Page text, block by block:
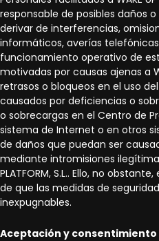
responsable de posibles daños
derivar de interferencias,
informáticos, averías
funcionamiento operativo de
motivadas por causas ajenas a
retrasos o bloqueos en el uso
causados por deficiencias o
o sobrecargas en el Centro de
sistema de Internet o en otros
de daños que puedan ser
mediante intromisiones
PLATFORM, S.L.. Ello, no
de que las medidas de
inexpugnables.
Aceptación y consentimiento